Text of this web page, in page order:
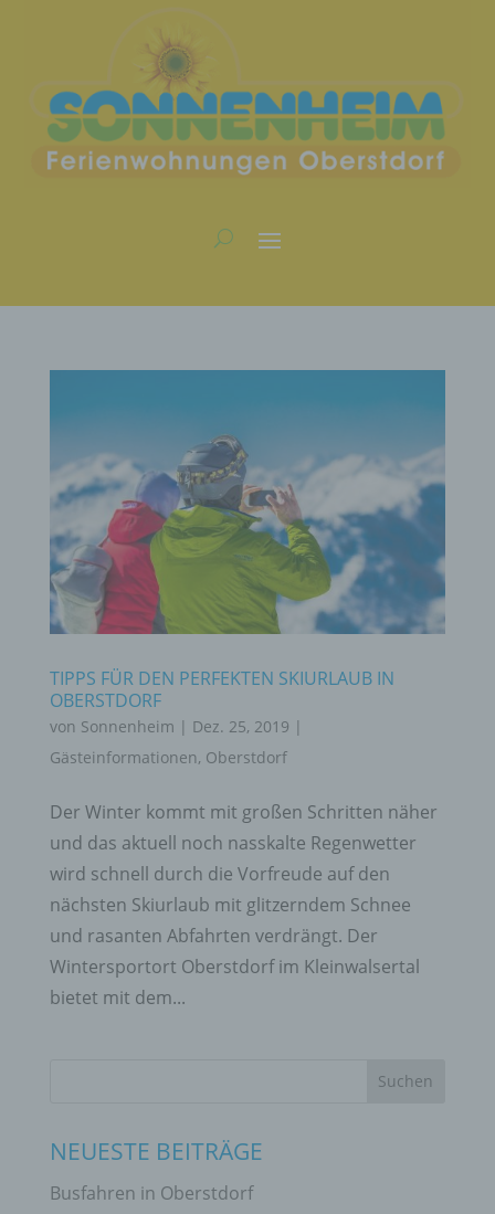
TIPPS FÜR DEN PERFEKTEN SKIURLAUB IN
OBERSTDORF
von Sonnenheim | Dez. 25, 2019 |
Gästeinformationen, Oberstdorf
Der Winter kommt mit großen Schritten näher
und das aktuell noch nasskalte Regenwetter
wird schnell durch die Vorfreude auf den
nächsten Skiurlaub mit glitzerndem Schnee
und rasanten Abfahrten verdrängt. Der
Wintersportort Oberstdorf im Kleinwalsertal
bietet mit dem...
NEUESTE BEITRÄGE
Busfahren in Oberstdorf